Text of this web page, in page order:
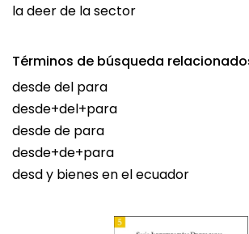
la deer de la sector
Términos de búsqueda
desde del para
desde+del+para
desde de para
desde+de+para
desd y bienes en el ecuador